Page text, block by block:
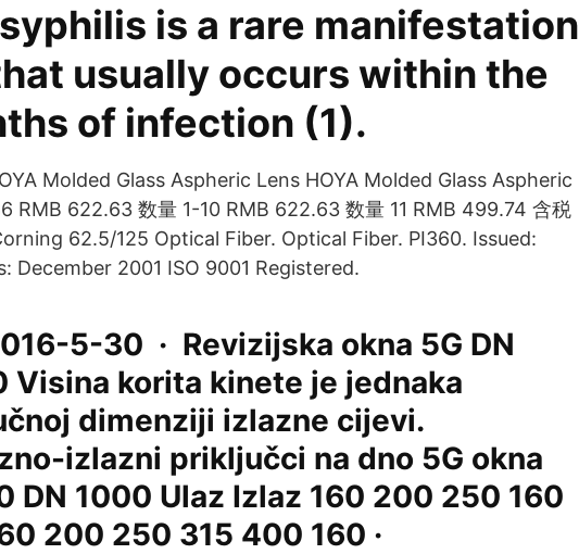
is a rare manifestation
usually occurs within the
of infection (1).
Molded Glass Aspheric Lens HOYA Molded Glass Aspheric
RMB 622.63 数量 1-10 RMB 622.63 数量 11 RMB 499.74 含税
62.5/125 Optical Fiber. Optical Fiber. PI360. Issued:
December 2001 ISO 9001 Registered.
5-30 · Revizijska okna 5G DN
Visina korita kinete je jednaka
dimenziji izlazne cijevi.
izlazni priključci na dno 5G okna
DN 1000 Ulaz Izlaz 160 200 250 160
200 250 315 400 160 ·